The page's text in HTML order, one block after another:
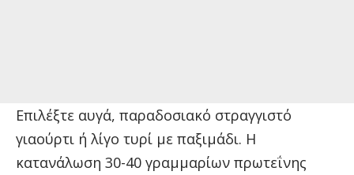
Επιλέξτε αυγά, παραδοσιακό στραγγιστό
γιαούρτι ή λίγο τυρί με παξιμάδι. Η
κατανάλωση 30-40 γραμμαρίων πρωτεΐνης